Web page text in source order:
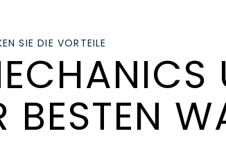
SIE DIE VORTEILE
BESTEN